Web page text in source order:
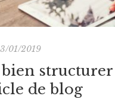
01/2019
structurer
de blog